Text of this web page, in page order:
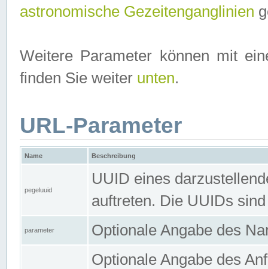
astronomische Gezeitenganglinien
Weitere Parameter können mit
finden Sie weiter unten.
URL-Parameter
Name Beschreibung
pegeluuid
UUID eines
auftreten. Die UUIDs
parameter Optionale Angabe des
Optionale Angabe des